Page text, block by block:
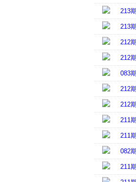
213
213
212
212
083
212
212
211
211
082
211